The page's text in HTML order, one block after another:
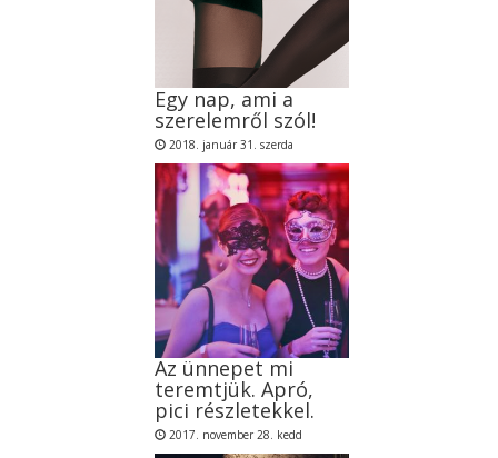
Egy nap, ami a
szerelemről szól!
2018. január 31. szerda
Az ünnepet mi
teremtjük. Apró,
pici részletekkel.
2017. november 28. kedd